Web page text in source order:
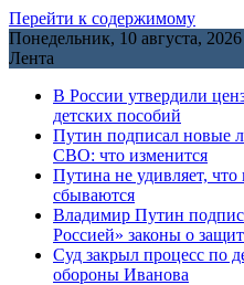
Перейти к содержимому
Понедельник, 10 августа, 2026
Лента
В России утвердили
детских пособий
Путин подписал новые
СВО: что изменится
Путина не удивляет,
сбываются
Владимир Путин
Россией» законы о
Cуд закрыл процесс по
обороны Иванова